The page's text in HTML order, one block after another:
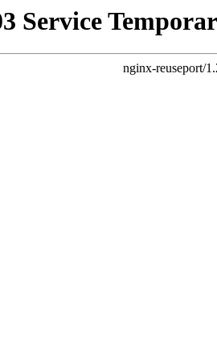
Service
nginx-reuseport/